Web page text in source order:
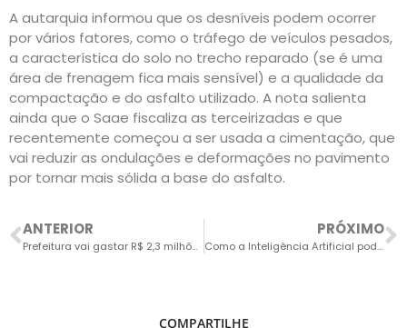
A autarquia informou que os desníveis podem ocorrer
por vários fatores, como o tráfego de veículos pesados,
a característica do solo no trecho reparado (se é uma
área de frenagem fica mais sensível) e a qualidade da
compactação e do asfalto utilizado. A nota salienta
ainda que o Saae fiscaliza as terceirizadas e que
recentemente começou a ser usada a cimentação, que
vai reduzir as ondulações e deformações no pavimento
por tornar mais sólida a base do asfalto.
ANTERIOR
Prefeitura vai gastar R$ 2,3 milhões para dotar todas as escolas da cidade com um vigia cada
PRÓXIMO
Como a Inteligência Artificial pode ser aliada na educação e como evitar que ela seja vilã
COMPARTILHE